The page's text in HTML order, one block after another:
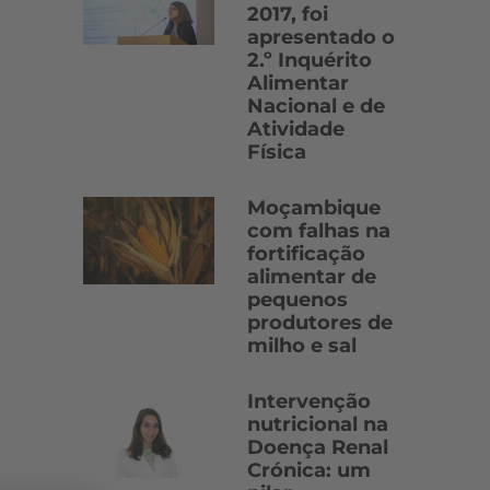
2017, foi
apresentado o
2.º Inquérito
Alimentar
Nacional e de
Atividade
Física
Moçambique
com falhas na
fortificação
alimentar de
pequenos
produtores de
milho e sal
Intervenção
nutricional na
Doença Renal
Crónica: um